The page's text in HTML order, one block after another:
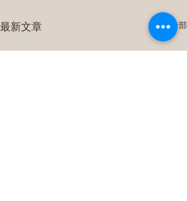
最新文章 查看全部